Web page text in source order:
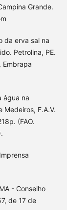
Grande.
da erva sal na
Petrolina, PE.
Embrapa
água na
Medeiros, F.A.V.
(FAO.
- Conselho
de 17 de